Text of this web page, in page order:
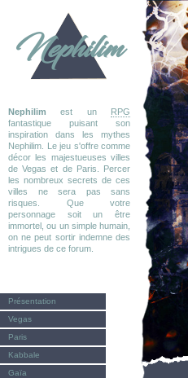
Nephilim
Nephilim est un RPG
fantastique puisant son
inspiration dans les mythes
Nephilim. Le jeu s'offre comme
décor les majestueuses villes
de Vegas et de Paris. Percer
les nombreux secrets de ces
villes ne sera pas sans
risques. Que votre
personnage soit un être
immortel, ou un simple humain,
on ne peut sortir indemne des
intrigues de ce forum.
Présentation
Vegas
Paris
Kabbale
Gaïa